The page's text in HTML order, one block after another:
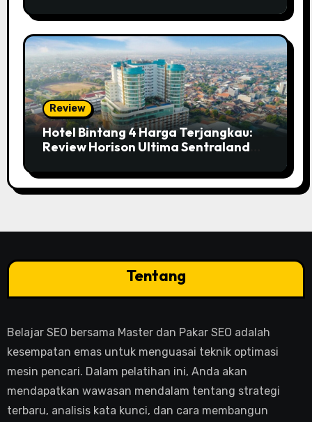
Review
Hotel Bintang 4 Harga Terjangkau:
Review Horison Ultima Sentraland
Tentang
Belajar SEO bersama Master dan Pakar SEO adalah
kesempatan emas untuk menguasai teknik optimasi
mesin pencari. Dalam pelatihan ini, Anda akan
mendapatkan wawasan mendalam tentang strategi
terbaru, analisis kata kunci, dan cara membangun